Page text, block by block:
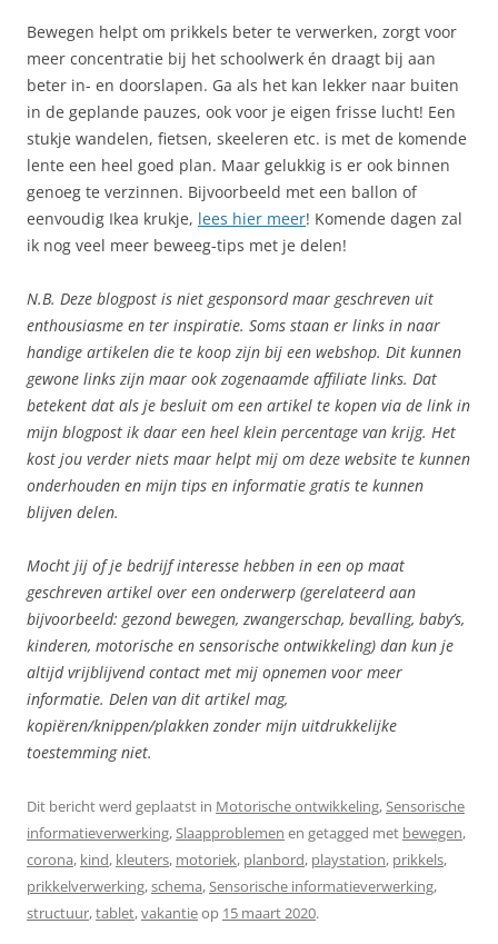
Bewegen helpt om prikkels beter te verwerken, zorgt voor
meer concentratie bij het schoolwerk én draagt bij aan
beter in- en doorslapen. Ga als het kan lekker naar buiten
in de geplande pauzes, ook voor je eigen frisse lucht! Een
stukje wandelen, fietsen, skeeleren etc. is met de komende
lente een heel goed plan. Maar gelukkig is er ook binnen
genoeg te verzinnen. Bijvoorbeeld met een ballon of
eenvoudig Ikea krukje, lees hier meer! Komende dagen zal
ik nog veel meer beweeg-tips met je delen!
N.B. Deze blogpost is niet gesponsord maar geschreven uit
enthousiasme en ter inspiratie. Soms staan er links in naar
handige artikelen die te koop zijn bij een webshop. Dit kunnen
gewone links zijn maar ook zogenaamde affiliate links. Dat
betekent dat als je besluit om een artikel te kopen via de link in
mijn blogpost ik daar een heel klein percentage van krijg. Het
kost jou verder niets maar helpt mij om deze website te kunnen
onderhouden en mijn tips en informatie gratis te kunnen
blijven delen.
Mocht jij of je bedrijf interesse hebben in een op maat
geschreven artikel over een onderwerp (gerelateerd aan
bijvoorbeeld: gezond bewegen, zwangerschap, bevalling, baby’s,
kinderen, motorische en sensorische ontwikkeling) dan kun je
altijd vrijblijvend contact met mij opnemen voor meer
informatie. Delen van dit artikel mag,
kopiëren/knippen/plakken zonder mijn uitdrukkelijke
toestemming niet.
Dit bericht werd geplaatst in Motorische ontwikkeling,Sensorische
informatieverwerking,Slaapproblemen en getagged met bewegen,
corona, kind, kleuters, motoriek, planbord, playstation, prikkels,
prikkelverwerking,schema,Sensorische informatieverwerking,
structuur,tablet,vakantieop 15 maart 2020.